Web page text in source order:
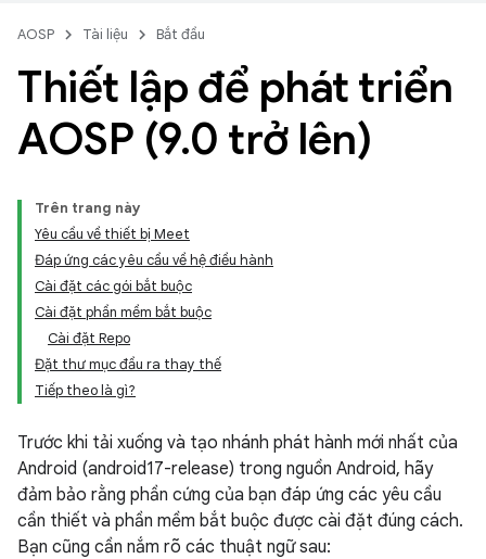
AOSP Tài liệu Bắt đầu
Thiết lập để phát triển
AOSP (9.0 trở lên)
Trên trang này
Yêu cầu về thiết bị Meet
Đáp ứng các yêu cầu về hệ điều hành
Cài đặt các gói bắt buộc
Cài đặt phần mềm bắt buộc
Cài đặt Repo
Đặt thư mục đầu ra thay thế
Tiếp theo là gì?
Trước khi tải xuống và tạo nhánh phát hành mới nhất của
Android (android17-release) trong nguồn Android, hãy
đảm bảo rằng phần cứng của bạn đáp ứng các yêu cầu
cần thiết và phần mềm bắt buộc được cài đặt đúng cách.
Bạn cũng cần nắm rõ các thuật ngữ sau: